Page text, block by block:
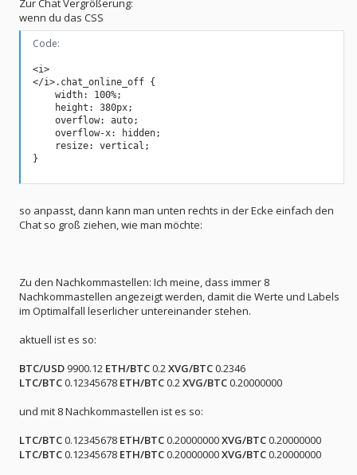
Zur Chat Vergrößerung:
wenn du das CSS
Code:
<i>
</i>.chat_online_off {
    width: 100%;
    height: 380px;
    overflow: auto;
    overflow-x: hidden;
    resize: vertical;
}
so anpasst, dann kann man unten rechts in der Ecke einfach den
Chat so groß ziehen, wie man möchte:
Zu den Nachkommastellen: Ich meine, dass immer 8
Nachkommastellen angezeigt werden, damit die Werte und Labels
im Optimalfall leserlicher untereinander stehen.
aktuell ist es so:
BTC/USD 9900.12 ETH/BTC0.2XVG/BTC0.2346
LTC/BTC0.12345678 ETH/BTC0.2XVG/BTC0.20000000
und mit 8 Nachkommastellen ist es so:
LTC/BTC0.12345678 ETH/BTC0.20000000XVG/BTC0.20000000
LTC/BTC0.12345678 ETH/BTC0.20000000XVG/BTC0.20000000